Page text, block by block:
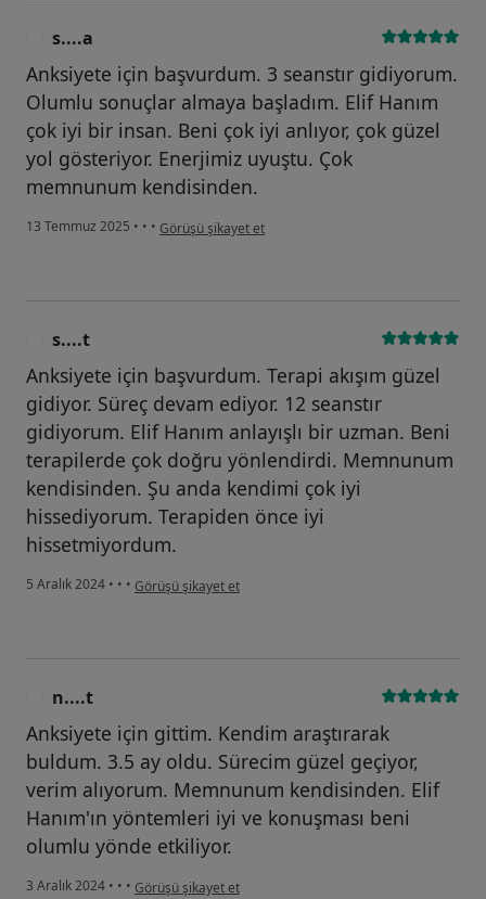
s....a
Anksiyete için başvurdum. 3 seanstır gidiyorum.
Olumlu sonuçlar almaya başladım. Elif Hanım
çok iyi bir insan. Beni çok iyi anlıyor, çok güzel
yol gösteriyor. Enerjimiz uyuştu. Çok
memnunum kendisinden.
13 Temmuz 2025 • • • kullanıcının görüşüne göre s....a
Görüşü şikayet et
s....t
Anksiyete için başvurdum. Terapi akışım güzel
gidiyor. Süreç devam ediyor. 12 seanstır
gidiyorum. Elif Hanım anlayışlı bir uzman. Beni
terapilerde çok doğru yönlendirdi. Memnunum
kendisinden. Şu anda kendimi çok iyi
hissediyorum. Terapiden önce iyi
hissetmiyordum.
5 Aralık 2024 • • • kullanıcının görüşüne göre s....t
Görüşü şikayet et
n....t
Anksiyete için gittim. Kendim araştırarak
buldum. 3.5 ay oldu. Sürecim güzel geçiyor,
verim alıyorum. Memnunum kendisinden. Elif
Hanım'ın yöntemleri iyi ve konuşması beni
olumlu yönde etkiliyor.
3 Aralık 2024 • • • kullanıcının görüşüne göre n....t
Görüşü şikayet et